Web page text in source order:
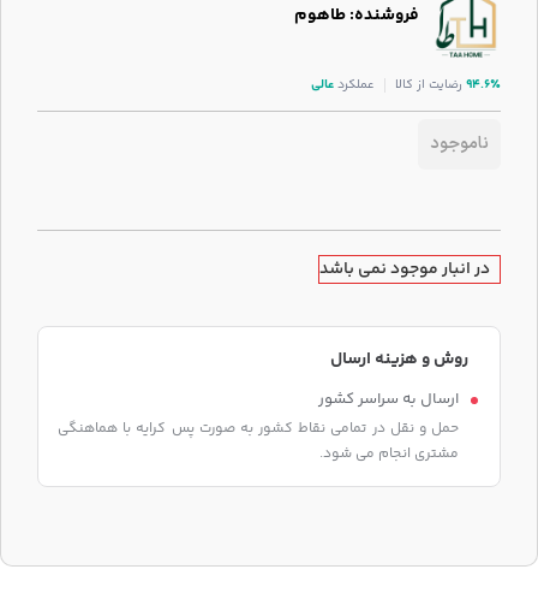
فروشنده: طاهوم
۹۴.۶٪ رضایت از کالا عملکردعالی
ناموجود
در انبار موجود نمی باشد
روش و هزینه ارسال
ارسال به سراسر کشور
حمل و نقل در تمامی نقاط کشور به صورت پس کرایه با هماهنگی
مشتری انجام می شود.